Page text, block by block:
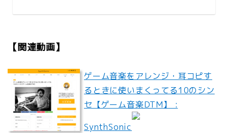
【関連動画】
ゲーム音楽をアレンジ・耳コピす
るときに使いまくってる10のシン
セ【ゲーム音楽DTM】 :
SynthSonic